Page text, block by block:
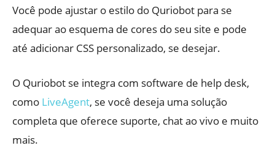
Você pode ajustar o estilo do Quriobot para se
adequar ao esquema de cores do seu site e pode
até adicionar CSS personalizado, se desejar.
O Quriobot se integra com software de help desk,
como LiveAgent, se você deseja uma solução
completa que oferece suporte, chat ao vivo e muito
mais.